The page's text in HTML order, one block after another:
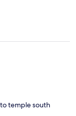
temple south